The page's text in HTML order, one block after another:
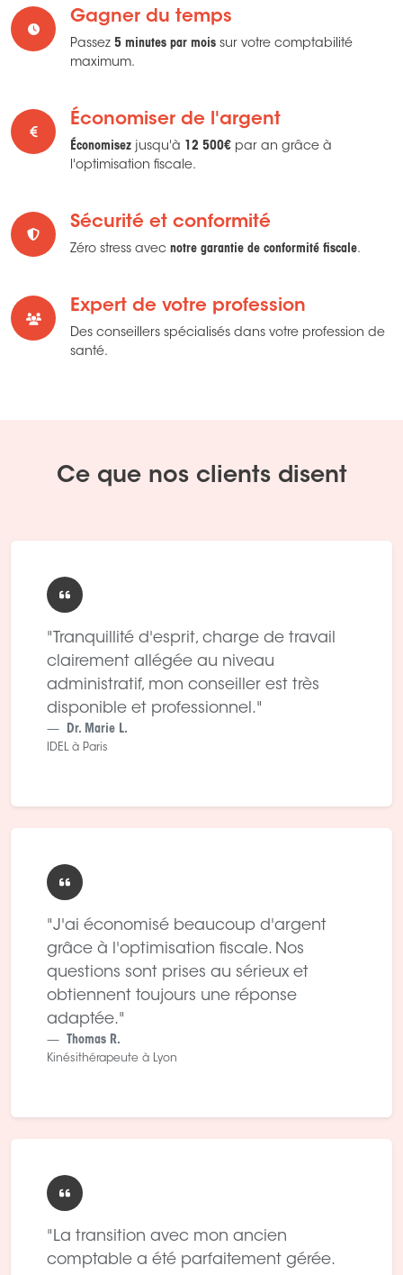
Gagner du temps
Passez 5 minutes par mois sur votre comptabilité
maximum.
Économiser de l'argent
Économisez jusqu'à 12 500€ par an grâce à
l'optimisation fiscale.
Sécurité et conformité
Zéro stress avec notre garantie de conformité fiscale.
Expert de votre profession
Des conseillers spécialisés dans votre profession de
santé.
Ce que nos clients disent
"Tranquillité d'esprit, charge de travail
clairement allégée au niveau
administratif, mon conseiller est très
disponible et professionnel."
Dr. Marie L.
IDEL à Paris
"J'ai économisé beaucoup d'argent
grâce à l'optimisation fiscale. Nos
questions sont prises au sérieux et
obtiennent toujours une réponse
adaptée."
Thomas R.
Kinésithérapeute à Lyon
"La transition avec mon ancien
comptable a été parfaitement gérée.